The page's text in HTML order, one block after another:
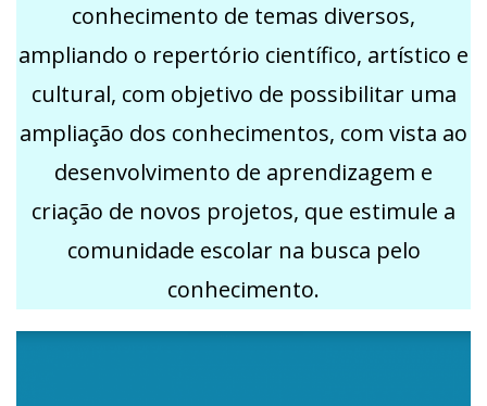
conhecimento de temas diversos,
ampliando o repertório científico, artístico e
cultural, com objetivo de possibilitar uma
ampliação dos conhecimentos, com vista ao
desenvolvimento de aprendizagem e
criação de novos projetos, que estimule a
comunidade escolar na busca pelo
conhecimento.